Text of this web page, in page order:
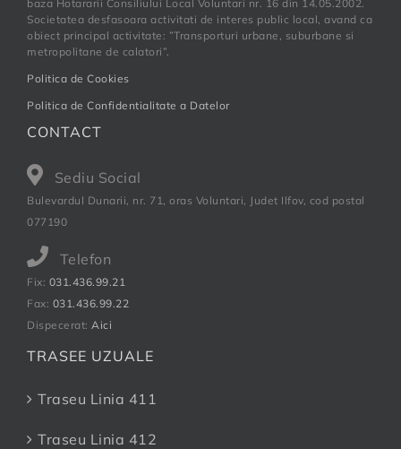
baza Hotararii Consiliului Local Voluntari nr. 16 din 14.05.2002.
Societatea desfasoara activitati de interes public local, avand ca
obiect principal activitate: ”Transporturi urbane, suburbane si
metropolitane de calatori”.
Politica de Cookies
Politica de Confidentialitate a Datelor
CONTACT
Sediu Social
Bulevardul Dunarii, nr. 71, oras Voluntari, Judet Ilfov, cod postal
077190
Telefon
Fix: 031.436.99.21
Fax: 031.436.99.22
Dispecerat: Aici
TRASEE UZUALE
Traseu Linia 411
Traseu Linia 412